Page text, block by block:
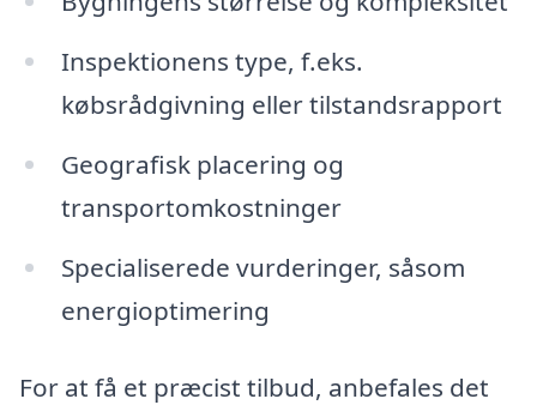
Inspektionens type, f.eks.
købsrådgivning eller tilstandsrapport
Geografisk placering og
transportomkostninger
Specialiserede vurderinger, såsom
energioptimering
For at få et præcist tilbud, anbefales det